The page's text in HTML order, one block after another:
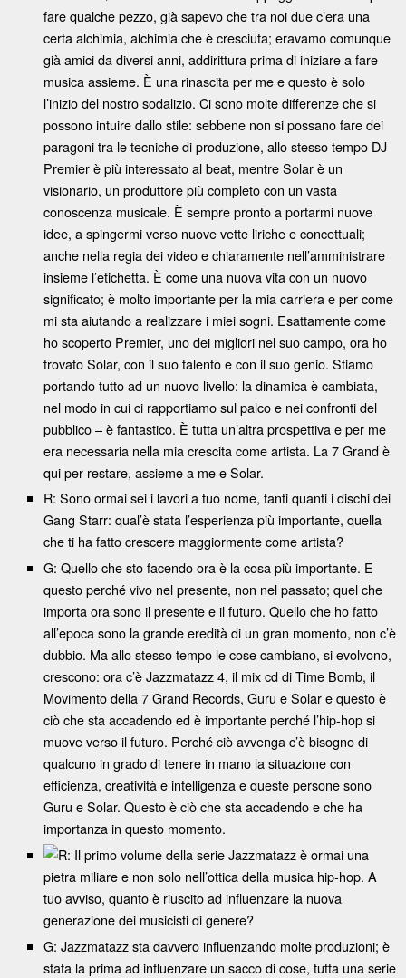
fare qualche pezzo, già sapevo che tra noi due c’era una
certa alchimia, alchimia che è cresciuta; eravamo comunque
già amici da diversi anni, addirittura prima di iniziare a fare
musica assieme. È una rinascita per me e questo è solo
l’inizio del nostro sodalizio. Ci sono molte differenze che si
possono intuire dallo stile: sebbene non si possano fare dei
paragoni tra le tecniche di produzione, allo stesso tempo DJ
Premier è più interessato al beat, mentre Solar è un
visionario, un produttore più completo con un vasta
conoscenza musicale. È sempre pronto a portarmi nuove
idee, a spingermi verso nuove vette liriche e concettuali;
anche nella regia dei video e chiaramente nell’amministrare
insieme l’etichetta. È come una nuova vita con un nuovo
significato; è molto importante per la mia carriera e per come
mi sta aiutando a realizzare i miei sogni. Esattamente come
ho scoperto Premier, uno dei migliori nel suo campo, ora ho
trovato Solar, con il suo talento e con il suo genio. Stiamo
portando tutto ad un nuovo livello: la dinamica è cambiata,
nel modo in cui ci rapportiamo sul palco e nei confronti del
pubblico – è fantastico. È tutta un’altra prospettiva e per me
era necessaria nella mia crescita come artista. La 7 Grand è
qui per restare, assieme a me e Solar.
R: Sono ormai sei i lavori a tuo nome, tanti quanti i dischi dei
Gang Starr: qual’è stata l’esperienza più importante, quella
che ti ha fatto crescere maggiormente come artista?
G: Quello che sto facendo ora è la cosa più importante. E
questo perché vivo nel presente, non nel passato; quel che
importa ora sono il presente e il futuro. Quello che ho fatto
all’epoca sono la grande eredità di un gran momento, non c’è
dubbio. Ma allo stesso tempo le cose cambiano, si evolvono,
crescono: ora c’è Jazzmatazz 4, il mix cd di Time Bomb, il
Movimento della 7 Grand Records, Guru e Solar e questo è
ciò che sta accadendo ed è importante perché l’hip-hop si
muove verso il futuro. Perché ciò avvenga c’è bisogno di
qualcuno in grado di tenere in mano la situazione con
efficienza, creatività e intelligenza e queste persone sono
Guru e Solar. Questo è ciò che sta accadendo e che ha
importanza in questo momento.
R: Il primo volume della serie Jazzmatazz è ormai una
pietra miliare e non solo nell’ottica della musica hip-hop. A
tuo avviso, quanto è riuscito ad influenzare la nuova
generazione dei musicisti di genere?
G: Jazzmatazz sta davvero influenzando molte produzioni; è
stata la prima ad influenzare un sacco di cose, tutta una serie